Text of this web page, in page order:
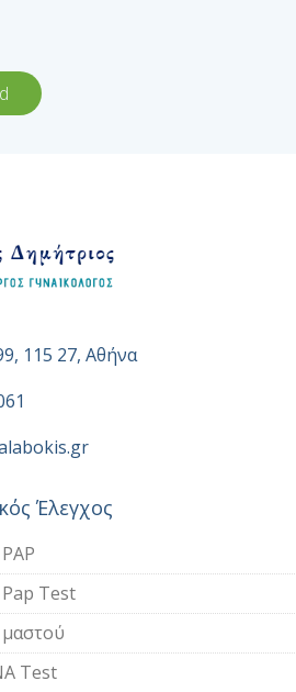
115 27, Αθήνα
Έλεγχος
Test
Test